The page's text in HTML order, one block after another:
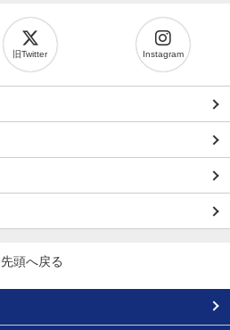
旧Twitter Instagram
先頭へ戻る